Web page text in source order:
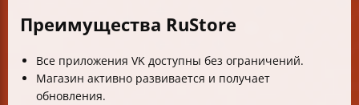
Преимущества RuStore
Все приложения VK доступны без ограничений.
Магазин активно развивается и получает
обновления.